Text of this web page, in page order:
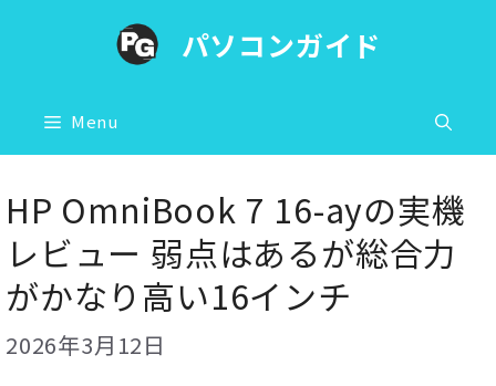
ツ
へ
ス
キ
ッ
プ
パソコンガイド
Menu
HP OmniBook 7 16-ayの実機
レビュー 弱点はあるが総合力
がかなり高い16インチ
2026年3月12日